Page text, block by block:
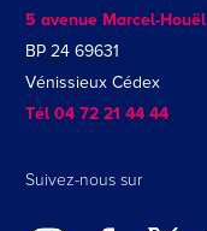
5 avenue Marcel-Houël
BP 24 69631
Vénissieux Cédex
Tél 04 72 21 44 44
Suivez-nous sur